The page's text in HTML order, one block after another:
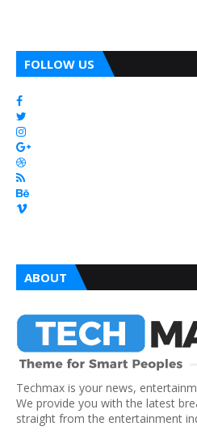
FOLLOW US
ABOUT
Techmax is your news,
We provide you with the latest
straight from the entertainment